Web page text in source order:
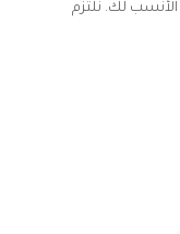
لك. نلتزم